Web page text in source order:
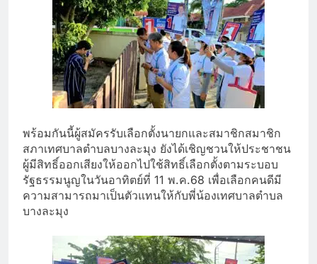
พร้อมกันนี้ผู้สมัครรับเลือกตั้งนายกและสมาชิกสมาชิก
สภาเทศบาลตำบลบางละมุง ยังได้เชิญชวนให้ประชาชน
ผู้มีสิทธิ์ออกเสียงให้ออกไปใช้สิทธิ์เลือกตั้งตามระบอบ
รัฐธรรมนูญในวันอาทิตย์ที่ 11 พ.ค.68 เพื่อเลือกคนดีมี
ความสามารถมาเป็นตัวแทนให้กับพี่น้องเทศบาลตำบล
บางละมุง